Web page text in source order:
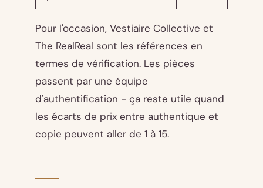
Pour l'occasion, Vestiaire Collective et
The RealReal sont les références en
termes de vérification. Les pièces
passent par une équipe
d'authentification - ça reste utile quand
les écarts de prix entre authentique et
copie peuvent aller de 1 à 15.